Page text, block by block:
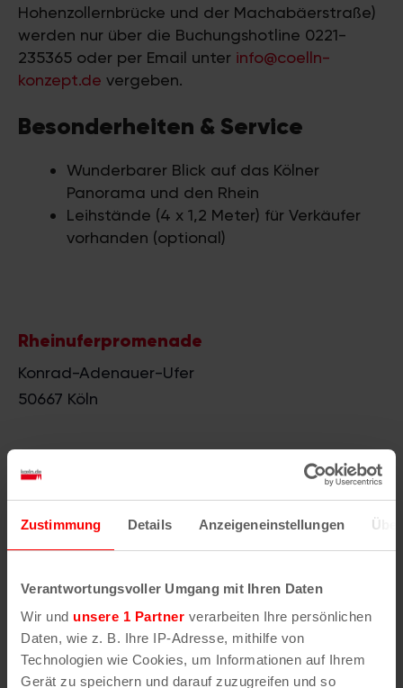
Zustimmung Details Anzeigeneinstellungen
Verantwortungsvoller Umgang mit Ihren Daten
Wir und unsere 1 Partner verarbeiten Ihre persönlichen
Daten, wie z. B. Ihre IP-Adresse, mithilfe von
Technologien wie Cookies, um Informationen auf Ihrem
Gerät zu speichern und darauf zuzugreifen und so
Hohenzollernbrücke und der Machabäerstraße)
werden nur über die Buchungshotline 0221-
235365 oder per Email unter info@coelln-
konzept.de vergeben.
Besonderheiten & Service
Wunderbarer Blick auf das Kölner
Panorama und den Rhein
Leihstände (4 x 1,2 Meter) für Verkäufer
vorhanden (optional)
Rheinuferpromenade
Konrad-Adenauer-Ufer
50667 Köln
Zur Website des Veranstalters
Ähnliche
Veranstaltungen